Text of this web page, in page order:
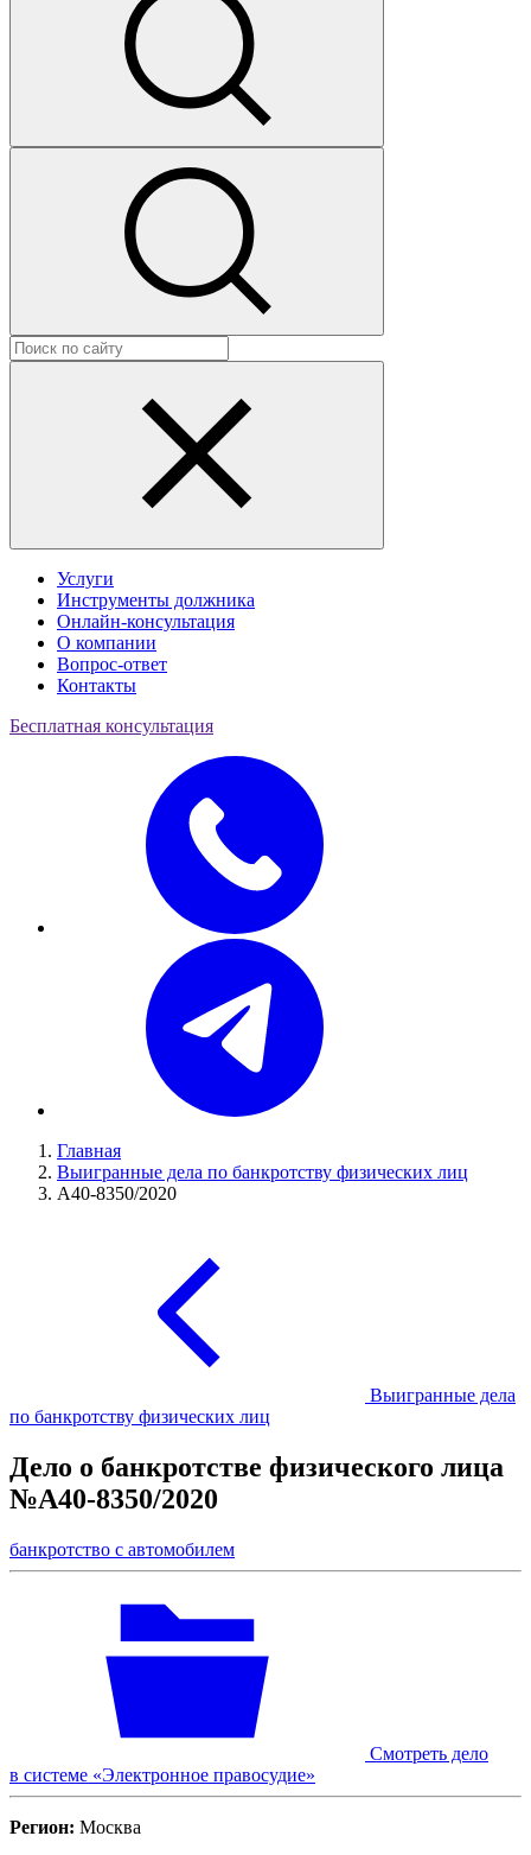
Услуги
Инструменты должника
Онлайн-консультация
О компании
Вопрос-ответ
Контакты
Бесплатная консультация
Главная
Выигранные дела по банкротству физических лиц
А40-8350/2020
Выигранные дела
по банкротству физических лиц
Дело о банкротстве физического лица
№А40-8350/2020
банкротство с автомобилем
Смотреть дело
в системе «Электронное правосудие»
Регион: Москва